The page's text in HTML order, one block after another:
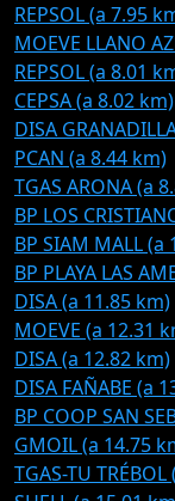
REPSOL (a 7.95
MOEVE LLANO
REPSOL (a 8.01
CEPSA (a 8.02 km)
DISA
PCAN (a 8.44 km)
TGAS ARONA (a
BP LOS
BP SIAM MALL (a
BP PLAYA LAS
DISA (a 11.85 km)
MOEVE (a 12.31
DISA (a 12.82 km)
DISA FAÑABE (a
BP COOP SAN
GMOIL (a 14.75
TGAS-TU